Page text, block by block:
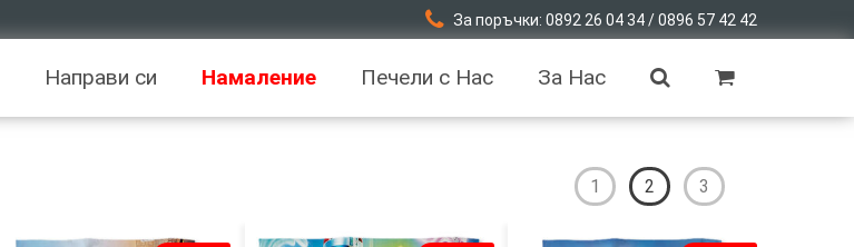
За поръчки: 0892 26 04 34 / 0896 57 42 42
Направи си Намаление Печели с Нас За Нас
1 2 3